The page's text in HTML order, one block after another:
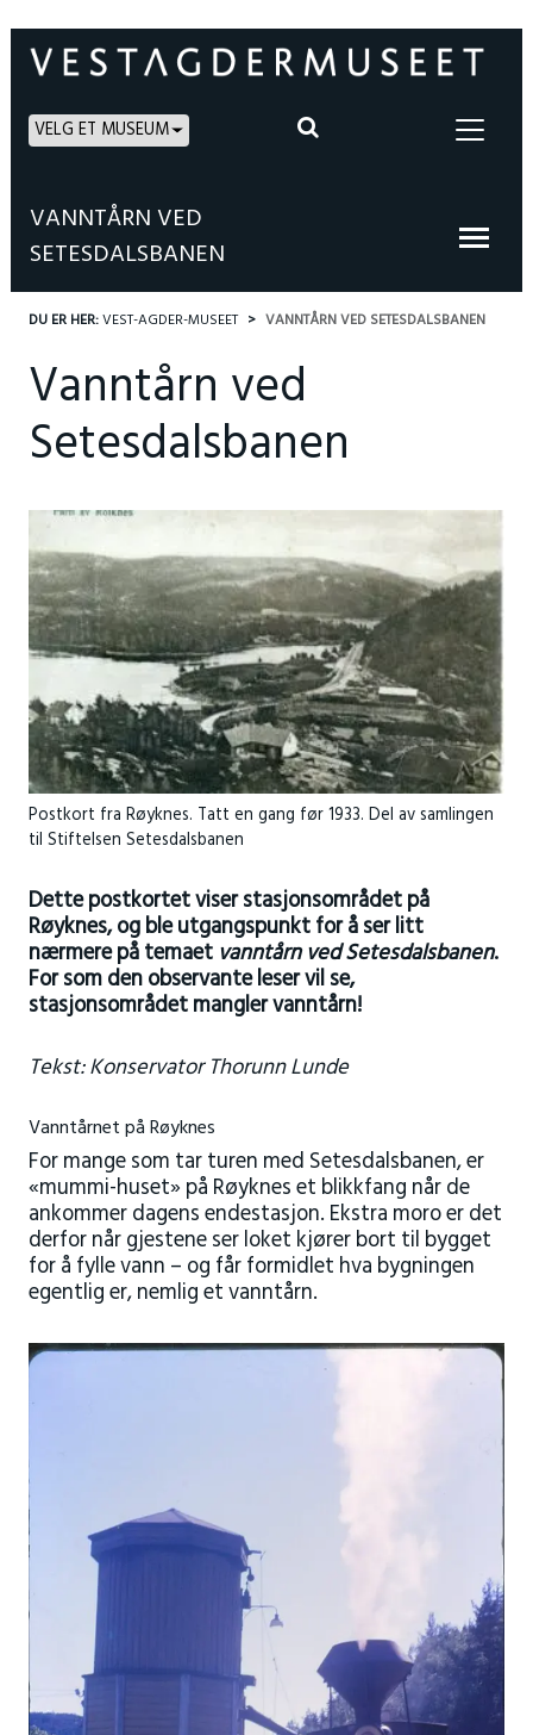
VELG ET MUSEUM
VANNTÅRN VED
SETESDALSBANEN
DU ER HER:VEST-AGDER-MUSEET VANNTÅRN VED SETESDALSBANEN
Vanntårn ved
Setesdalsbanen
Postkort fra Røyknes. Tatt en gang før 1933. Del av samlingen
til Stiftelsen Setesdalsbanen
Dette postkortet viser stasjonsområdet på
Røyknes, og ble utgangspunkt for å ser litt
nærmere på temaet vanntårn ved Setesdalsbanen.
For som den observante leser vil se,
stasjonsområdet mangler vanntårn!
Tekst: Konservator Thorunn Lunde
Vanntårnet på Røyknes
For mange som tar turen med Setesdalsbanen, er
«mummi-huset» på Røyknes et blikkfang når de
ankommer dagens endestasjon. Ekstra moro er det
derfor når gjestene ser loket kjører bort til bygget
for å fylle vann – og får formidlet hva bygningen
egentlig er, nemlig et vanntårn.